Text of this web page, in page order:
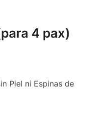
4 pax)
Piel ni Espinas de